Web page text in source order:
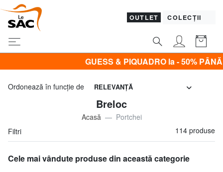
OUTLET COLECȚII
GUESS & PIQUADRO la - 50% PÂNĂ MÂINE, 9
Ordonează în funcţie de RELEVANŢĂ
Breloc
Acasă
Portchei
Filtri
114 produse
Cele mai vândute produse din această categorie